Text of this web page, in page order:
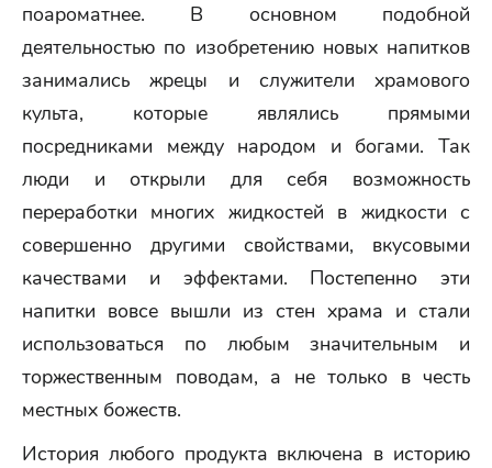
поароматнее. В основном подобной
деятельностью по изобретению новых напитков
занимались жрецы и служители храмового
культа, которые являлись прямыми
посредниками между народом и богами. Так
люди и открыли для себя возможность
переработки многих жидкостей в жидкости с
совершенно другими свойствами, вкусовыми
качествами и эффектами. Постепенно эти
напитки вовсе вышли из стен храма и стали
использоваться по любым значительным и
торжественным поводам, а не только в честь
местных божеств.
История любого продукта включена в историю